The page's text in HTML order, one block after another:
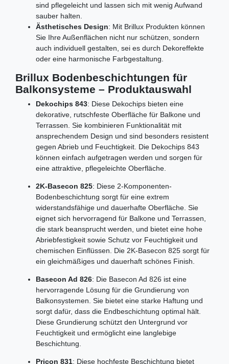
sind pflegeleicht und lassen sich mit wenig Aufwand
sauber halten.
Ästhetisches Design: Mit Brillux Produkten können
Sie Ihre Außenflächen nicht nur schützen, sondern
auch individuell gestalten, sei es durch Dekoreffekte
oder eine harmonische Farbgestaltung.
Brillux Bodenbeschichtungen für
Balkonsysteme – Produktauswahl
Dekochips 843: Diese Dekochips bieten eine
dekorative, rutschfeste Oberfläche für Balkone und
Terrassen. Sie kombinieren Funktionalität mit
ansprechendem Design und sind besonders resistent
gegen Abrieb und Feuchtigkeit. Die Dekochips 843
können einfach aufgetragen werden und sorgen für
eine attraktive, pflegeleichte Oberfläche.
2K-Basecon 825: Diese 2-Komponenten-
Bodenbeschichtung sorgt für eine extrem
widerstandsfähige und dauerhafte Oberfläche. Sie
eignet sich hervorragend für Balkone und Terrassen,
die stark beansprucht werden, und bietet eine hohe
Abriebfestigkeit sowie Schutz vor Feuchtigkeit und
chemischen Einflüssen. Die 2K-Basecon 825 sorgt für
ein gleichmäßiges und dauerhaft schönes Finish.
Basecon Ad 826: Die Basecon Ad 826 ist eine
hervorragende Lösung für die Grundierung von
Balkonsystemen. Sie bietet eine starke Haftung und
sorgt dafür, dass die Endbeschichtung optimal hält.
Diese Grundierung schützt den Untergrund vor
Feuchtigkeit und ermöglicht eine langlebige
Beschichtung.
Pricon 831: Diese hochfeste Beschichtung bietet